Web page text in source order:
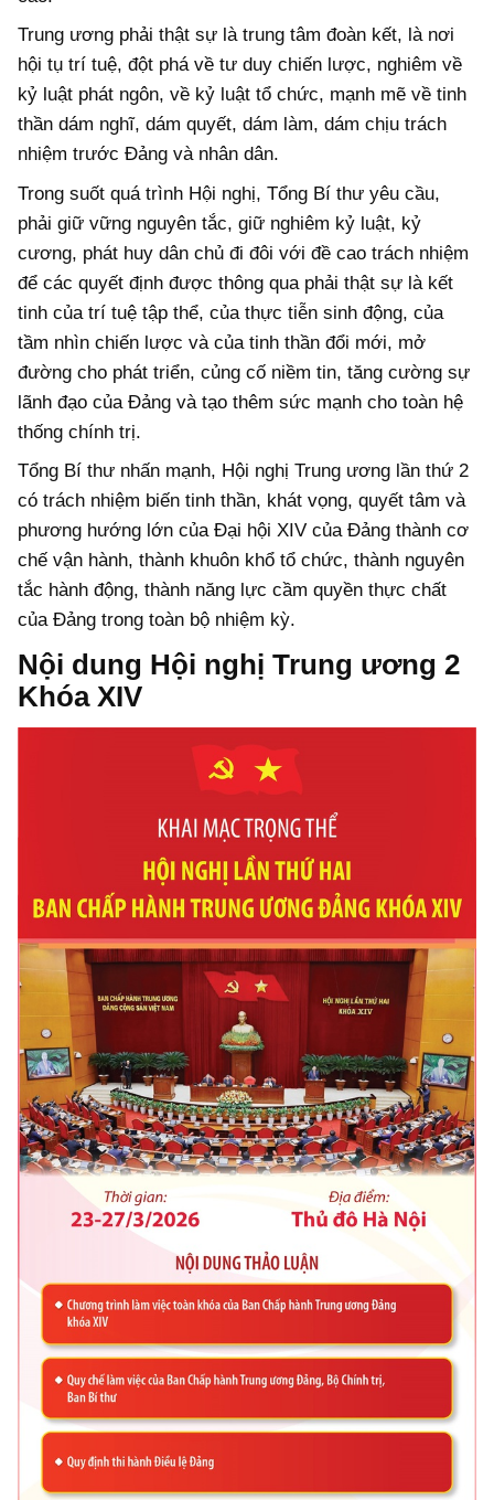
Trung ương phải thật sự là trung tâm đoàn kết, là nơi
hội tụ trí tuệ, đột phá về tư duy chiến lược, nghiêm về
kỷ luật phát ngôn, về kỷ luật tổ chức, mạnh mẽ về tinh
thần dám nghĩ, dám quyết, dám làm, dám chịu trách
nhiệm trước Đảng và nhân dân.
Trong suốt quá trình Hội nghị, Tổng Bí thư yêu cầu,
phải giữ vững nguyên tắc, giữ nghiêm kỷ luật, kỷ
cương, phát huy dân chủ đi đôi với đề cao trách nhiệm
để các quyết định được thông qua phải thật sự là kết
tinh của trí tuệ tập thể, của thực tiễn sinh động, của
tầm nhìn chiến lược và của tinh thần đổi mới, mở
đường cho phát triển, củng cố niềm tin, tăng cường sự
lãnh đạo của Đảng và tạo thêm sức mạnh cho toàn hệ
thống chính trị.
Tổng Bí thư nhấn mạnh, Hội nghị Trung ương lần thứ 2
có trách nhiệm biến tinh thần, khát vọng, quyết tâm và
phương hướng lớn của Đại hội XIV của Đảng thành cơ
chế vận hành, thành khuôn khổ tổ chức, thành nguyên
tắc hành động, thành năng lực cầm quyền thực chất
của Đảng trong toàn bộ nhiệm kỳ.
Nội dung Hội nghị Trung ương 2
Khóa XIV